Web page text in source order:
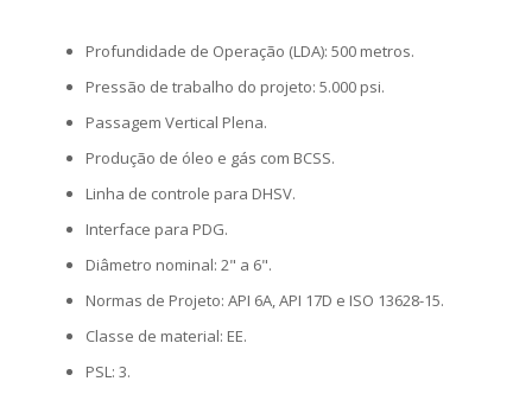
Profundidade de Operação (LDA): 500 metros.
Pressão de trabalho do projeto: 5.000 psi.
Passagem Vertical Plena.
Produção de óleo e gás com BCSS.
Linha de controle para DHSV.
Interface para PDG.
Diâmetro nominal: 2" a 6".
Normas de Projeto: API 6A, API 17D e ISO 13628-15.
Classe de material: EE.
PSL: 3.